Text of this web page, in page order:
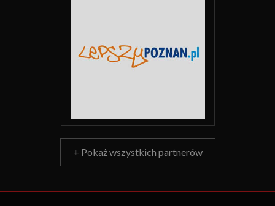
+ Pokaż wszystkich partnerów